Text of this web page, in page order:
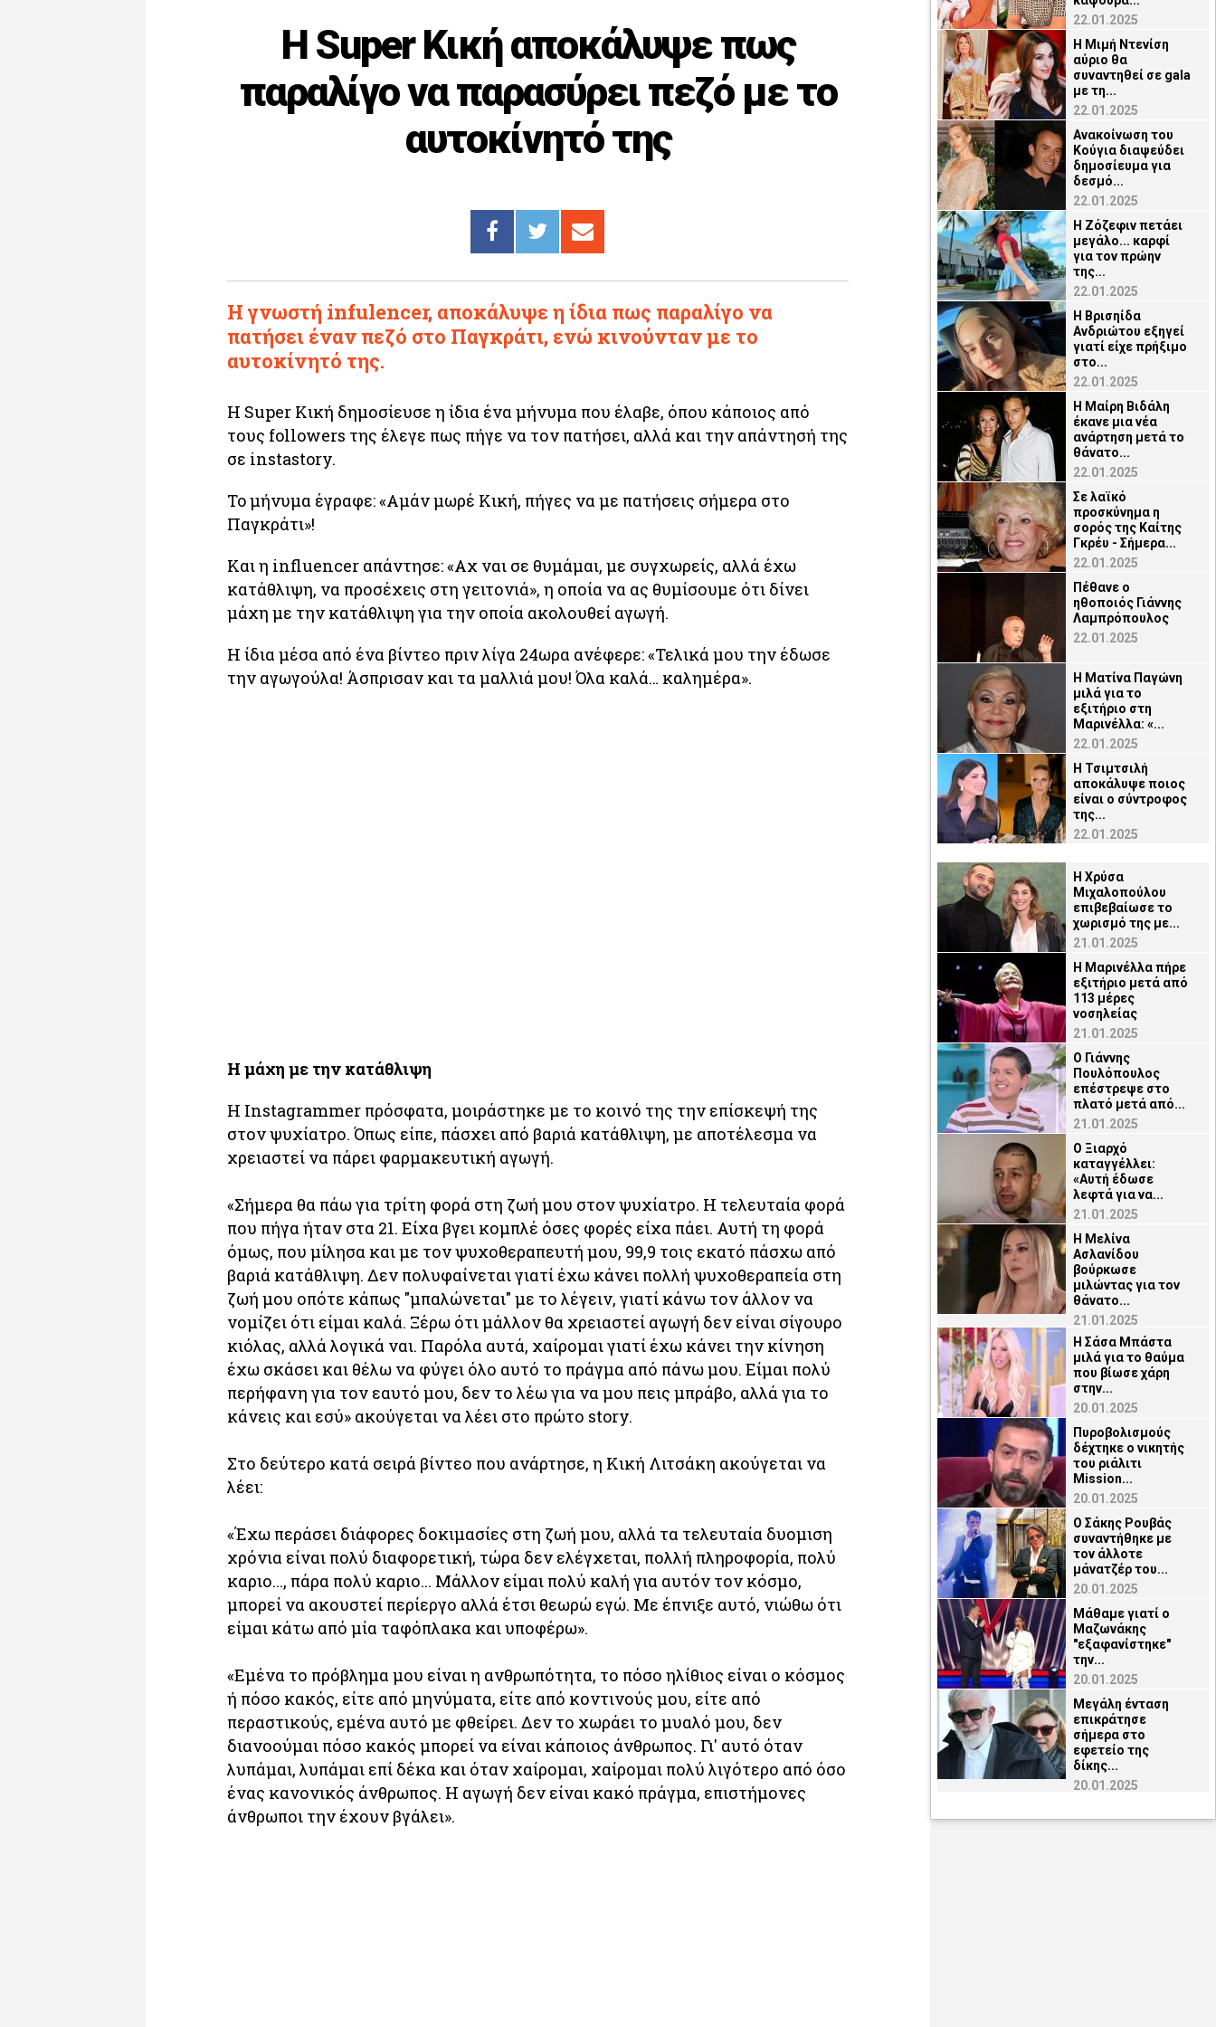
H Super Κική αποκάλυψε πως
παραλίγο να παρασύρει πεζό με το
αυτοκίνητό της
H γνωστή infulencer, αποκάλυψε η ίδια πως παραλίγο να
πατήσει έναν πεζό στο Παγκράτι, ενώ κινούνταν με το
αυτοκίνητό της.
Η Super Κική δημοσίευσε η ίδια ένα μήνυμα που έλαβε, όπου κάποιος από
τους followers της έλεγε πως πήγε να τον πατήσει, αλλά και την απάντησή της
σε instastory.
To μήνυμα έγραφε: «Αμάν μωρέ Κική, πήγες να με πατήσεις σήμερα στο
Παγκράτι»!
Και η influencer απάντησε: «Αχ ναι σε θυμάμαι, με συγχωρείς, αλλά έχω
κατάθλιψη, να προσέχεις στη γειτονιά», η οποία να ας θυμίσουμε ότι δίνει
μάχη με την κατάθλιψη για την οποία ακολουθεί αγωγή.
Η ίδια μέσα από ένα βίντεο πριν λίγα 24ωρα ανέφερε: «Τελικά μου την έδωσε
την αγωγούλα! Άσπρισαν και τα μαλλιά μου! Όλα καλά… καλημέρα».
Η μάχη με την κατάθλιψη
Η Instagrammer πρόσφατα, μοιράστηκε με το κοινό της την επίσκεψή της
στον ψυχίατρο. Όπως είπε, πάσχει από βαριά κατάθλιψη, με αποτέλεσμα να
χρειαστεί να πάρει φαρμακευτική αγωγή.
«Σήμερα θα πάω για τρίτη φορά στη ζωή μου στον ψυχίατρο. Η τελευταία φορά
που πήγα ήταν στα 21. Είχα βγει κομπλέ όσες φορές είχα πάει. Αυτή τη φορά
όμως, που μίλησα και με τον ψυχοθεραπευτή μου, 99,9 τοις εκατό πάσχω από
βαριά κατάθλιψη. Δεν πολυφαίνεται γιατί έχω κάνει πολλή ψυχοθεραπεία στη
ζωή μου οπότε κάπως "μπαλώνεται" με το λέγειν, γιατί κάνω τον άλλον να
νομίζει ότι είμαι καλά. Ξέρω ότι μάλλον θα χρειαστεί αγωγή δεν είναι σίγουρο
κιόλας, αλλά λογικά ναι. Παρόλα αυτά, χαίρομαι γιατί έχω κάνει την κίνηση
έχω σκάσει και θέλω να φύγει όλο αυτό το πράγμα από πάνω μου. Είμαι πολύ
περήφανη για τον εαυτό μου, δεν το λέω για να μου πεις μπράβο, αλλά για το
κάνεις και εσύ» ακούγεται να λέει στο πρώτο story.
Στο δεύτερο κατά σειρά βίντεο που ανάρτησε, η Κική Λιτσάκη ακούγεται να
λέει:
«Έχω περάσει διάφορες δοκιμασίες στη ζωή μου, αλλά τα τελευταία δυομιση
χρόνια είναι πολύ διαφορετική, τώρα δεν ελέγχεται, πολλή πληροφορία, πολύ
καριο..., πάρα πολύ καριο... Μάλλον είμαι πολύ καλή για αυτόν τον κόσμο,
μπορεί να ακουστεί περίεργο αλλά έτσι θεωρώ εγώ. Με έπνιξε αυτό, νιώθω ότι
είμαι κάτω από μία ταφόπλακα και υποφέρω».
«Εμένα το πρόβλημα μου είναι η ανθρωπότητα, το πόσο ηλίθιος είναι ο κόσμος
ή πόσο κακός, είτε από μηνύματα, είτε από κοντινούς μου, είτε από
περαστικούς, εμένα αυτό με φθείρει. Δεν το χωράει το μυαλό μου, δεν
διανοούμαι πόσο κακός μπορεί να είναι κάποιος άνθρωπος. Γι' αυτό όταν
λυπάμαι, λυπάμαι επί δέκα και όταν χαίρομαι, χαίρομαι πολύ λιγότερο από όσο
ένας κανονικός άνθρωπος. Η αγωγή δεν είναι κακό πράγμα, επιστήμονες
άνθρωποι την έχουν βγάλει».
22.01.2025
Η Μιμή Ντενίση
αύριο θα
συναντηθεί σε gala
με τη...
22.01.2025
Ανακοίνωση του
Κούγια διαψεύδει
δημοσίευμα για
δεσμό...
22.01.2025
Η Ζόζεφιν πετάει
μεγάλο... καρφί
για τον πρώην
της...
22.01.2025
Η Βρισηίδα
Ανδριώτου εξηγεί
γιατί είχε πρήξιμο
στο...
22.01.2025
Η Μαίρη Βιδάλη
έκανε μια νέα
ανάρτηση μετά το
θάνατο...
22.01.2025
Σε λαϊκό
προσκύνημα η
σορός της Καίτης
Γκρέυ - Σήμερα...
22.01.2025
Πέθανε ο
ηθοποιός Γιάννης
Λαμπρόπουλος
22.01.2025
Η Ματίνα Παγώνη
μιλά για το
εξιτήριο στη
Μαρινέλλα: «...
22.01.2025
Η Τσιμτσιλή
αποκάλυψε ποιος
είναι ο σύντροφος
της...
22.01.2025
Η Χρύσα
Μιχαλοπούλου
επιβεβαίωσε το
χωρισμό της με...
21.01.2025
Η Μαρινέλλα πήρε
εξιτήριο μετά από
113 μέρες
νοσηλείας
21.01.2025
O Γιάννης
Πουλόπουλος
επέστρεψε στο
πλατό μετά από...
21.01.2025
Ο Ξιαρχό
καταγγέλλει:
«Αυτή έδωσε
λεφτά για να...
21.01.2025
Η Μελίνα
Ασλανίδου
βούρκωσε
μιλώντας για τον
θάνατο...
21.01.2025
Η Σάσα Μπάστα
μιλά για το θαύμα
που βίωσε χάρη
στην...
20.01.2025
Πυροβολισμούς
δέχτηκε ο νικητής
του ριάλιτι
Mission...
20.01.2025
Ο Σάκης Ρουβάς
συναντήθηκε με
τον άλλοτε
μάνατζέρ του...
20.01.2025
Μάθαμε γιατί ο
Μαζωνάκης
"εξαφανίστηκε"
την...
20.01.2025
Μεγάλη ένταση
επικράτησε
σήμερα στο
εφετείο της
δίκης...
20.01.2025